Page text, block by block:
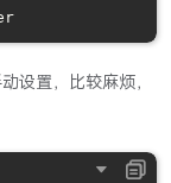
设置，比较麻烦，